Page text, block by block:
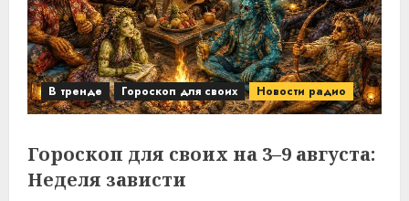
В тренде Гороскоп для своих Новости радио
Гороскоп для своих на 3–9 августа:
Неделя зависти